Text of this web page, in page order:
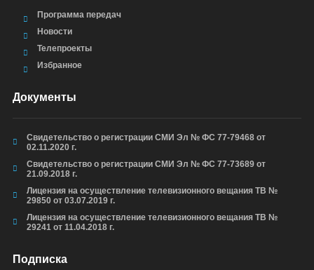
Программа передач
Новости
Телепроекты
Избранное
Документы
Свидетельство о регистрации СМИ Эл № ФС 77-79468 от
02.11.2020 г.
Свидетельство о регистрации СМИ Эл № ФС 77-73689 от
21.09.2018 г.
Лицензия на осуществление телевизионного вещания ТВ №
29850 от 03.07.2019 г.
Лицензия на осуществление телевизионного вещания ТВ №
29241 от 11.04.2018 г.
Подписка